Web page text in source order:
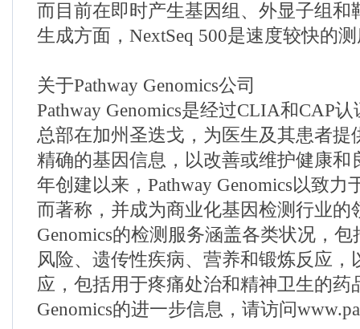
而目前在即时产生基因组、外显子组和
生成方面，NextSeq 500是速度较快的
关于Pathway Genomics公司
Pathway Genomics是经过CLIA和CAP
总部在加州圣迭戈，为医生及其患者提
精确的基因信息，以改善或维护健康和
年创建以来，Pathway Genomics以致力
而著称，并成为商业化基因检测行业的
Genomics的检测服务涵盖各类状况，
风险、遗传性疾病、营养和锻炼反应，
应，包括用于疼痛处治和精神卫生的药
Genomics的进一步信息，请访问